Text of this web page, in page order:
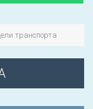
транспорта